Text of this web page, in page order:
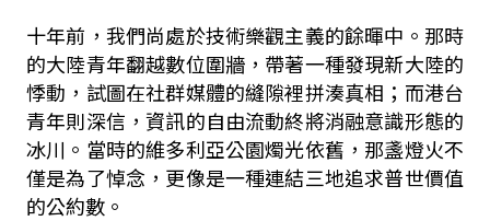
十年前，我們尚處於技術樂觀主義的餘暉中。那時
的大陸青年翻越數位圍牆，帶著一種發現新大陸的
悸動，試圖在社群媒體的縫隙裡拼湊真相；而港台
青年則深信，資訊的自由流動終將消融意識形態的
冰川。當時的維多利亞公園燭光依舊，那盞燈火不
僅是為了悼念，更像是一種連結三地追求普世價值
的公約數。